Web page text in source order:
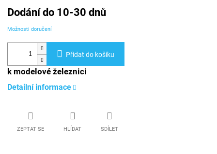
Měrná
cena:
Dodání do 10-30 dnů
Možnosti doručení
Přidat do košíku
k modelové železnici
Detailní informace
ZEPTAT SE HLÍDAT SDÍLET